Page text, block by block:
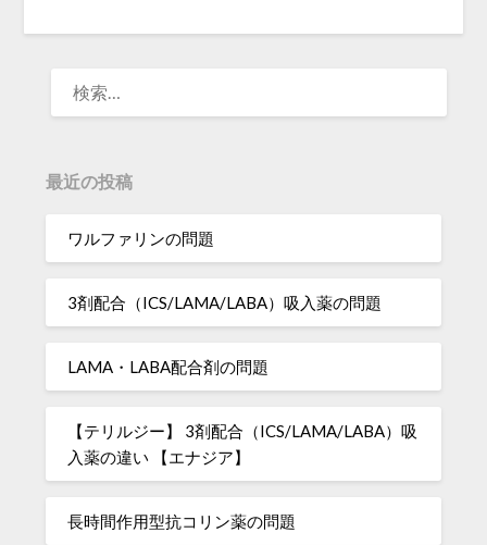
最近の投稿
ワルファリンの問題
3剤配合（ICS/LAMA/LABA）吸入薬の問題
LAMA・LABA配合剤の問題
【テリルジー】 3剤配合（ICS/LAMA/LABA）吸
入薬の違い 【エナジア】
長時間作用型抗コリン薬の問題